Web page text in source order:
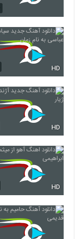
107
HD
HD
HD